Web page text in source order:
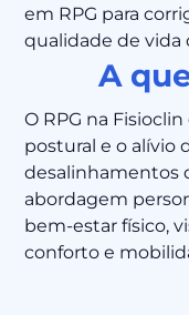
em RPG para
qualidade de vida
A
O RPG na
postural e o alívio
desalinhamentos
abordagem
bem-estar físico,
conforto e